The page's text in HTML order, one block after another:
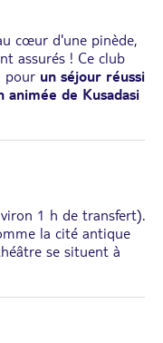
cœur d'une pinède,
assurés ! Ce club
pour un séjour réussi
animée de Kusadasi
1 h de transfert).
la cité antique
se situent à